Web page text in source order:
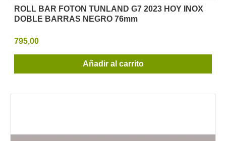
ROLL BAR FOTON TUNLAND G7 2023 HOY INOX
DOBLE BARRAS NEGRO 76mm
795,00
Añadir al carrito